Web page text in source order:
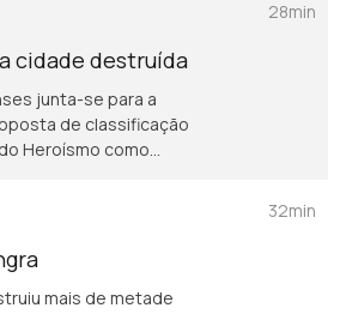
Açores - uma região
muito
do
governo, começam
culturais como o
Viviam-se anos
Até que, no
a cidade ficou
preciso convencer o
não abrir fronteiras.
cidade destruída
junta-se para a
de classificação
Heroísmo como
um conjunto
mais destruído.
28min
mais de metade
32min